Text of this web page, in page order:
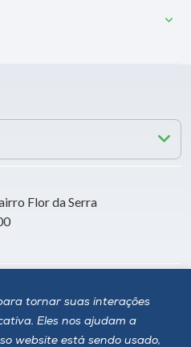
tornar suas interações
Eles nos ajudam a
website está sendo usado,
Flor da Serra